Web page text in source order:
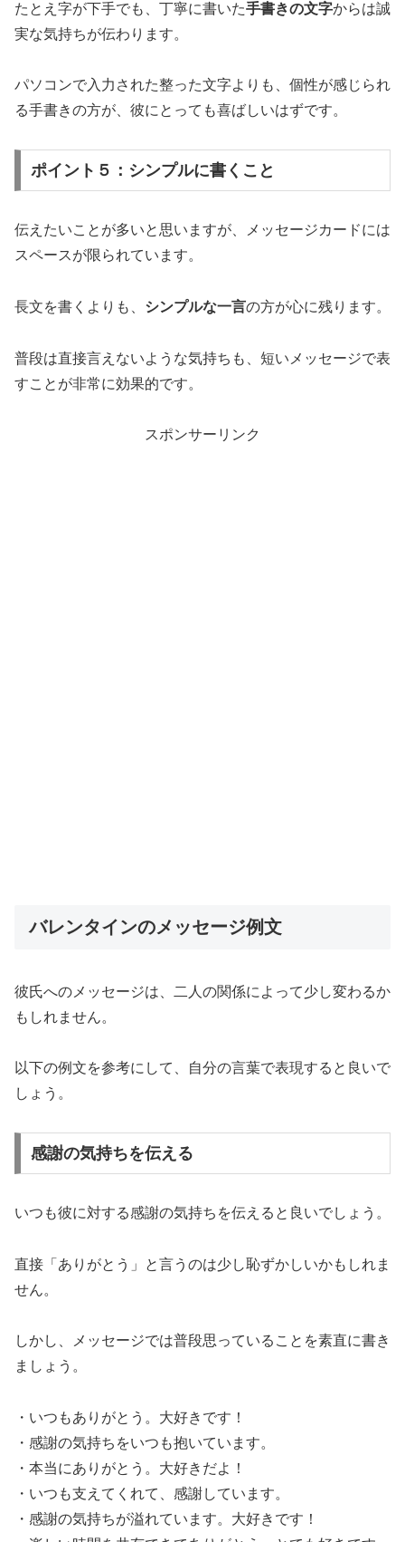
たとえ字が下手でも、丁寧に書いた手書きの文字からは誠
実な気持ちが伝わります。
パソコンで入力された整った文字よりも、個性が感じられ
る手書きの方が、彼にとっても喜ばしいはずです。
ポイント５：シンプルに書くこと
伝えたいことが多いと思いますが、メッセージカードには
スペースが限られています。
長文を書くよりも、 シンプルな一言の方が心に残ります。
普段は直接言えないような気持ちも、短いメッセージで表
すことが非常に効果的です。
スポンサーリンク
バレンタインのメッセージ例文
彼氏へのメッセージは、二人の関係によって少し変わるか
もしれません。
以下の例文を参考にして、自分の言葉で表現すると良いで
しょう。
感謝の気持ちを伝える
いつも彼に対する感謝の気持ちを伝えると良いでしょう。
直接「ありがとう」と言うのは少し恥ずかしいかもしれま
せん。
しかし、メッセージでは普段思っていることを素直に書き
ましょう。
・いつもありがとう。大好きです！
・感謝の気持ちをいつも抱いています。
・本当にありがとう。大好きだよ！
・いつも支えてくれて、感謝しています。
・感謝の気持ちが溢れています。大好きです！